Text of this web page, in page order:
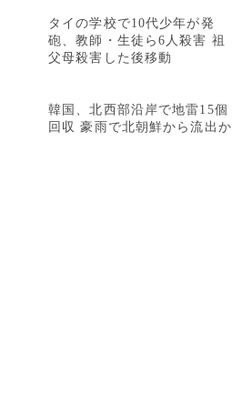
タイの学校で10代少年が発
砲、教師・生徒ら6人殺害 祖
父母殺害した後移動
韓国、北西部沿岸で地雷15個
回収 豪雨で北朝鮮から流出か